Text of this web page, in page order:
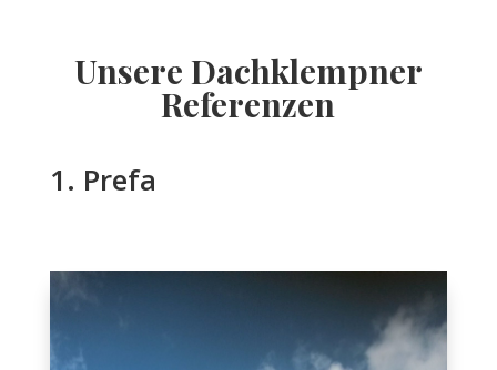
Unsere Dachklempner
Referenzen
1. Prefa